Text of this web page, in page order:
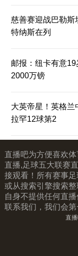
慈善赛迎战巴勒斯
特纳斯在列
邮报：纽卡有意
2000万镑
大英帝星！英格兰
拉罕12球第2
直播吧为方便喜欢
直播,足球五大联赛
接观看！所有赛事
或从搜索引擎搜索
自身不提供任何直
联系我们，我们会
直